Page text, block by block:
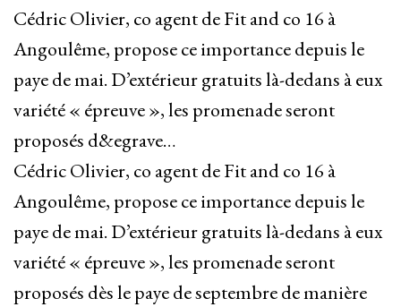
Cédric Olivier, co agent de Fit and co 16 à
Angoulême, propose ce importance depuis le
paye de mai. D’extérieur gratuits là-dedans à eux
variété « épreuve », les promenade seront
proposés d&egrave…
Cédric Olivier, co agent de Fit and co 16 à
Angoulême, propose ce importance depuis le
paye de mai. D’extérieur gratuits là-dedans à eux
variété « épreuve », les promenade seront
proposés dès le paye de septembre de manière